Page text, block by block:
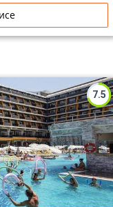
7.5